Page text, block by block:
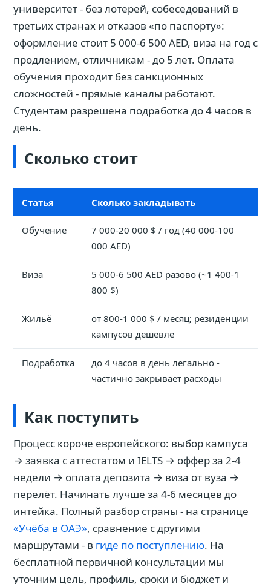
университет - без лотерей, собеседований в
третьих странах и отказов «по паспорту»:
оформление стоит 5 000-6 500 AED, виза на год с
продлением, отличникам - до 5 лет. Оплата
обучения проходит без санкционных
сложностей - прямые каналы работают.
Студентам разрешена подработка до 4 часов в
день.
Сколько стоит
Статья Сколько закладывать
Обучение
7 000-20 000 $ / год (40 000-100
000 AED)
Виза
5 000-6 500 AED разово (~1 400-1
800 $)
Жильё
от 800-1 000 $ / месяц; резиденции
кампусов дешевле
Подработка
до 4 часов в день легально -
частично закрывает расходы
Как поступить
Процесс короче европейского: выбор кампуса
→ заявка с аттестатом и IELTS → оффер за 2-4
недели → оплата депозита → виза от вуза →
перелёт. Начинать лучше за 4-6 месяцев до
интейка. Полный разбор страны - на странице
«Учёба в ОАЭ», сравнение с другими
маршрутами - в гиде по поступлению. На
бесплатной первичной консультации мы
уточним цель, профиль, сроки и бюджет и